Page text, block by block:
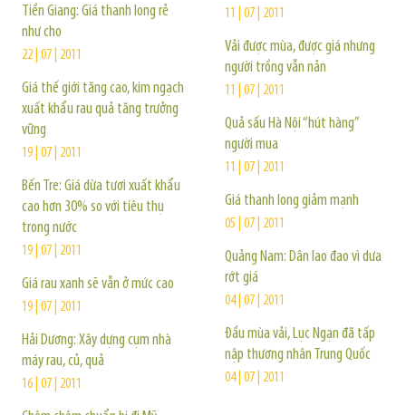
Tiền Giang: Giá thanh long rẻ
như cho
22 | 07 | 2011
Giá thế giới tăng cao, kim ngạch
xuất khẩu rau quả tăng trưởng
vững
19 | 07 | 2011
Bến Tre: Giá dừa tươi xuất khẩu
cao hơn 30% so với tiêu thụ
trong nước
19 | 07 | 2011
Giá rau xanh sẽ vẫn ở mức cao
19 | 07 | 2011
Hải Dương: Xây dựng cụm nhà
máy rau, củ, quả
16 | 07 | 2011
11 | 07 | 2011
Vải được mùa, được giá nhưng
người trồng vẫn nản
11 | 07 | 2011
Quả sấu Hà Nội “hút hàng”
người mua
11 | 07 | 2011
Giá thanh long giảm mạnh
05 | 07 | 2011
Quảng Nam: Dân lao đao vì dưa
rớt giá
04 | 07 | 2011
Đầu mùa vải, Lục Ngạn đã tấp
nập thương nhân Trung Quốc
04 | 07 | 2011